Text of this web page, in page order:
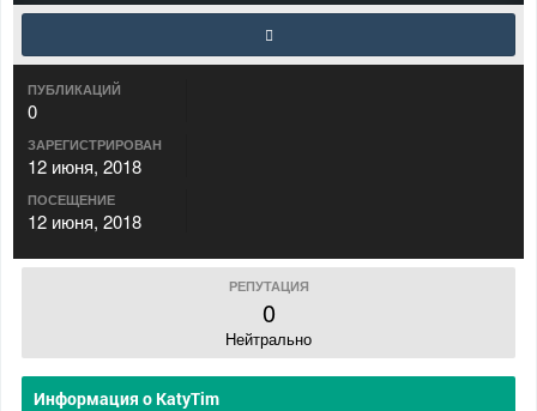
ПУБЛИКАЦИЙ
0
ЗАРЕГИСТРИРОВАН
12 июня, 2018
ПОСЕЩЕНИЕ
12 июня, 2018
РЕПУТАЦИЯ
0
Нейтрально
Информация о KatyTim